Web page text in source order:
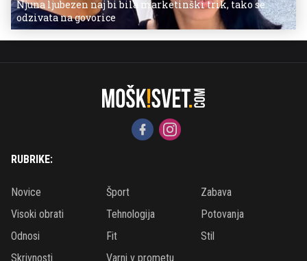
Njuna ljubezen naj bi bila marketinški trik, tako se
odzivata na govorice
RUBRIKE:
Novice Šport
Zabava
Visoki obrati
Tehnologija
Potovanja
Odnosi
Fit
Stil
Skrivnosti
Varni v prometu